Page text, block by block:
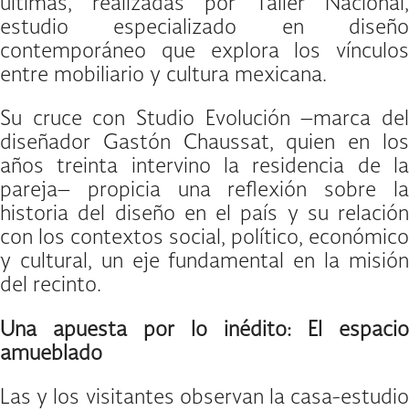
últimas, realizadas por Taller Nacional,
estudio especializado en diseño
contemporáneo que explora los vínculos
entre mobiliario y cultura mexicana.
Su cruce con Studio Evolución –marca del
diseñador Gastón Chaussat, quien en los
años treinta intervino la residencia de la
pareja– propicia una reflexión sobre la
historia del diseño en el país y su relación
con los contextos social, político, económico
y cultural, un eje fundamental en la misión
del recinto.
Una apuesta por lo inédito: El espacio
amueblado
Las y los visitantes observan la casa-estudio